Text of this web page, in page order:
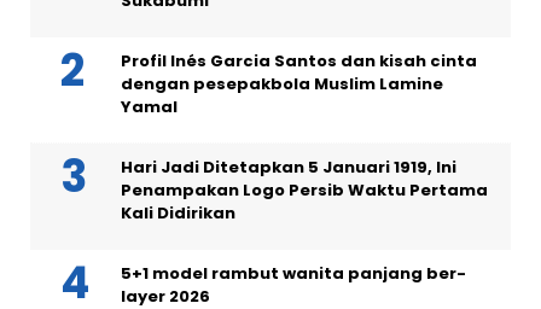
Profil Inés Garcia Santos dan kisah cinta
dengan pesepakbola Muslim Lamine
Yamal
Hari Jadi Ditetapkan 5 Januari 1919, Ini
Penampakan Logo Persib Waktu Pertama
Kali Didirikan
5+1 model rambut wanita panjang ber-
layer 2026